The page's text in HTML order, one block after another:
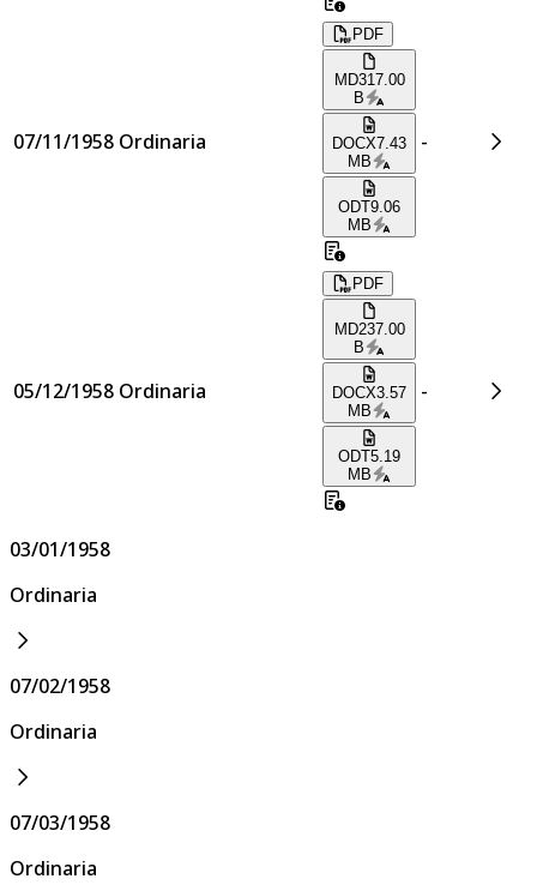
07/11/1958 Ordinaria
PDF
MD317.00
B
DOCX7.43
MB
ODT9.06
MB
-
05/12/1958 Ordinaria
PDF
MD237.00
B
DOCX3.57
MB
ODT5.19
MB
-
03/01/1958
Ordinaria
07/02/1958
Ordinaria
07/03/1958
Ordinaria